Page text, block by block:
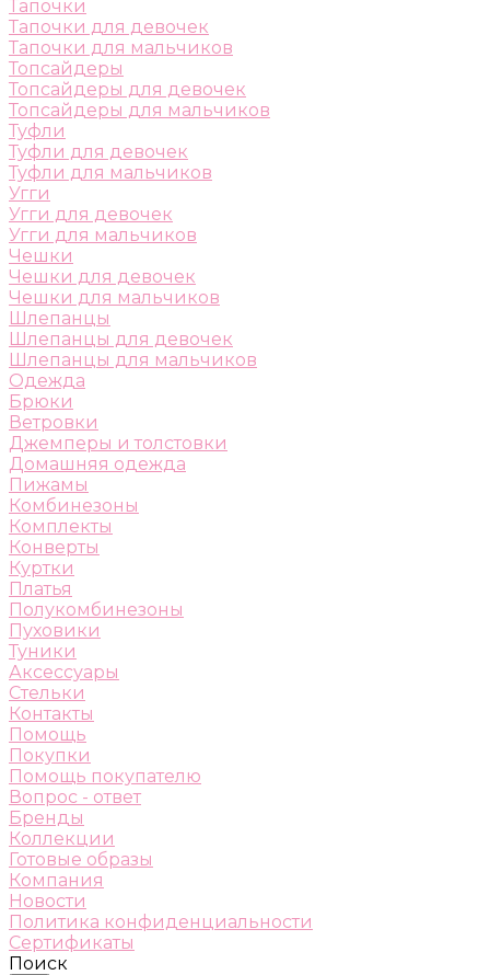
Тапочки
Тапочки для девочек
Тапочки для мальчиков
Топсайдеры
Топсайдеры для девочек
Топсайдеры для мальчиков
Туфли
Туфли для девочек
Туфли для мальчиков
Угги
Угги для девочек
Угги для мальчиков
Чешки
Чешки для девочек
Чешки для мальчиков
Шлепанцы
Шлепанцы для девочек
Шлепанцы для мальчиков
Одежда
Брюки
Ветровки
Джемперы и толстовки
Домашняя одежда
Пижамы
Комбинезоны
Комплекты
Конверты
Куртки
Платья
Полукомбинезоны
Пуховики
Туники
Аксессуары
Стельки
Контакты
Помощь
Покупки
Помощь покупателю
Вопрос - ответ
Бренды
Коллекции
Готовые образы
Компания
Новости
Политика конфиденциальности
Сертификаты
Поиск